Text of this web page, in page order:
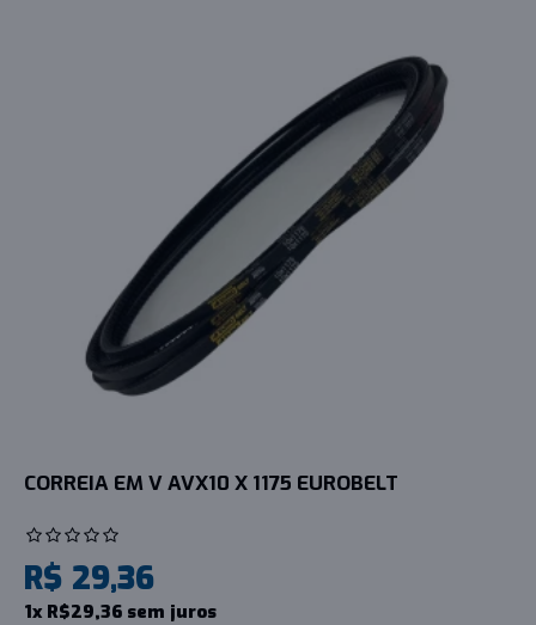
CORREIA EM V AVX10 X 1175 EUROBELT
R$ 29,36
1x R$29,36 sem juros